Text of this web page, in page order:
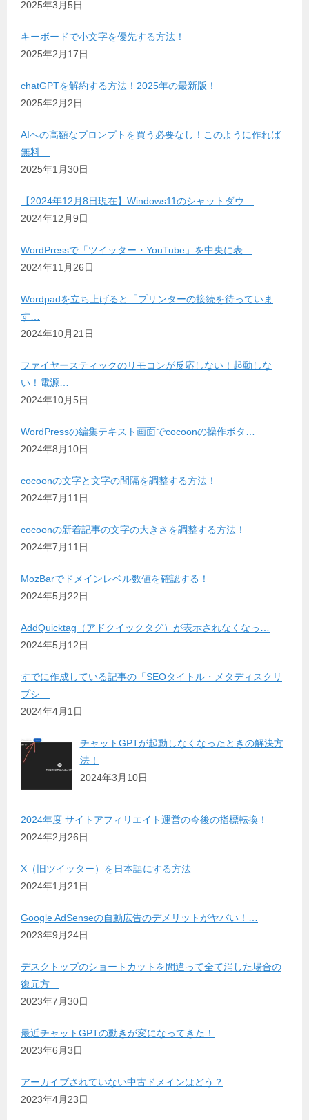
2025年3月5日
キーボードで小文字を優先する方法！
2025年2月17日
chatGPTを解約する方法！2025年の最新版！
2025年2月2日
AIへの高額なプロンプトを買う必要なし！このように作れば
無料…
2025年1月30日
【2024年12月8日現在】Windows11のシャットダウ…
2024年12月9日
WordPressで「ツイッター・YouTube」を中央に表…
2024年11月26日
Wordpadを立ち上げると「プリンターの接続を待っていま
す…
2024年10月21日
ファイヤースティックのリモコンが反応しない！起動しな
い！電源…
2024年10月5日
WordPressの編集テキスト画面でcocoonの操作ボタ…
2024年8月10日
cocoonの文字と文字の間隔を調整する方法！
2024年7月11日
cocoonの新着記事の文字の大きさを調整する方法！
2024年7月11日
MozBarでドメインレベル数値を確認する！
2024年5月22日
AddQuicktag（アドクイックタグ）が表示されなくなっ…
2024年5月12日
すでに作成している記事の「SEOタイトル・メタディスクリ
プシ…
2024年4月1日
チャットGPTが起動しなくなったときの解決方
法！
2024年3月10日
2024年度 サイトアフィリエイト運営の今後の指標転換！
2024年2月26日
X（旧ツイッター）を日本語にする方法
2024年1月21日
Google AdSenseの自動広告のデメリットがヤバい！…
2023年9月24日
デスクトップのショートカットを間違って全て消した場合の
復元方…
2023年7月30日
最近チャットGPTの動きが変になってきた！
2023年6月3日
アーカイブされていない中古ドメインはどう？
2023年4月23日